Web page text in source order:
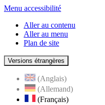
Menu accessibilité
Aller au contenu
Aller au menu
Plan de site
Versions étrangères
(Anglais)
(Allemand)
(Français)